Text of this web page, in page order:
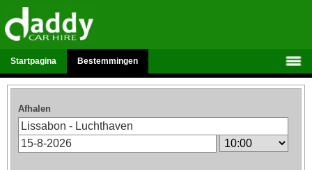
Startpagina Bestemmingen
Afhalen